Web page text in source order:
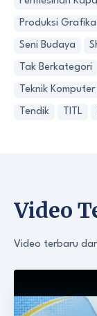
Produksi Grafika
Seni Budaya
Tak Berkategori
Teknik
Tendik TITL
Video
Video terbaru